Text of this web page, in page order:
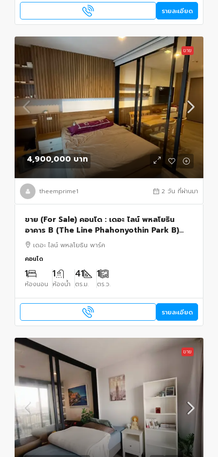
รายละเอียด
ขาย
4,900,000 บาท
theemprime1 2 วัน ที่ผ่านมา
ขาย (For Sale) คอนโด : เดอะ ไลน์ พหลโยธิน
อาคาร B (The Line Phahonyothin Park B)
ประเภท : 1 ห้องนอน 1 ห้องน้ำ พื้นที่ : 41 ตรม.
เดอะ ไลน์ พหลโยธิน พาร์ค
คอนโด
1
ห้องนอน
1
ห้องน้ำ
41
ตร.ม.
1
ตร.ว.
รายละเอียด
ขาย